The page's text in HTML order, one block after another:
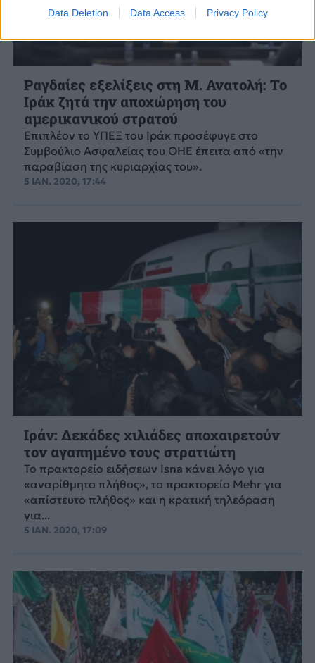
Data Deletion Data Access Privacy Policy
Ραγδαίες εξελίξεις στη Μ. Ανατολή: Το
Ιράκ ζητά την αποχώρηση του
αμερικανικού στρατού
Επιπλέον το ΥΠΕΞ του Ιράκ προσέφυγε στο
Συμβούλιο Ασφαλείας του ΟΗΕ έπειτα από «την
παραβίαση της κυριαρχίας του».
5 ΙΑΝ. 2020, 17:44
Ιράν: Δεκάδες χιλιάδες αποχαιρετούν
τον αγαπημένο τους στρατιώτη
Το πρακτορείο ειδήσεων Isna κάνει λόγο για
«αναρίθμητο πλήθος», το πρακτορείο Mehr για
«απίστευτο πλήθος» και η κρατική τηλεόραση
για...
5 ΙΑΝ. 2020, 17:09